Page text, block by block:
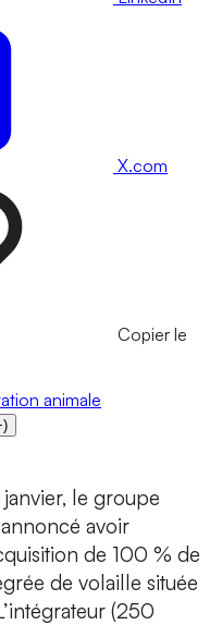
X.com
Copier le
animale
)
le groupe
avoir
de 100 % de
de volaille située
(250